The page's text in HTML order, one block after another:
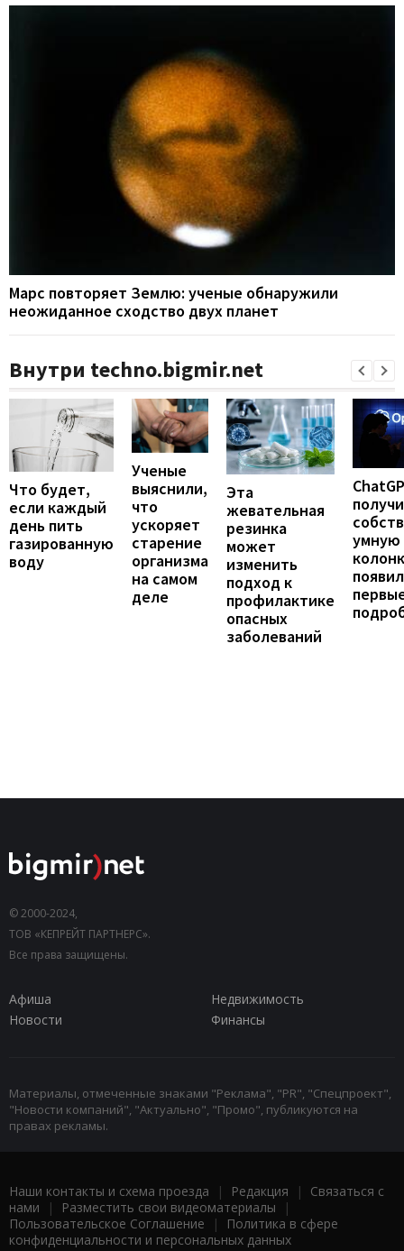
Марс повторяет Землю: ученые обнаружили
неожиданное сходство двух планет
Внутри techno.bigmir.net
Что будет,
если каждый
день пить
газированную
воду
Ученые
выяснили,
что
ускоряет
старение
организма
на самом
деле
Эта
жевательная
резинка
может
изменить
подход к
профилактике
опасных
заболеваний
умную
© 2000-2024,
ТОВ «КЕПРЕЙТ ПАРТНЕРС».
Все права защищены.
Афиша
Недвижимость
Новости
Финансы
Материалы, отмеченные знаками "Реклама", "PR", "Спецпроект",
"Новости компаний", "Актуально", "Промо", публикуются на
правах рекламы.
Наши контакты и схема проезда | Редакция | Связаться с
нами | Разместить свои видеоматериалы |
Пользовательское Соглашение |
Политика в сфере
конфиденциальности и персональных данных